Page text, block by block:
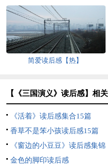
简爱读后感【热】
【《三国演义》读后感】相
《活着》读后感集合15篇
香草不是笨小孩读后感15篇
《窗边的小豆豆》读后感集锦
15篇
金色的脚印读后感